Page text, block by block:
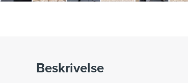
Beskrivelse